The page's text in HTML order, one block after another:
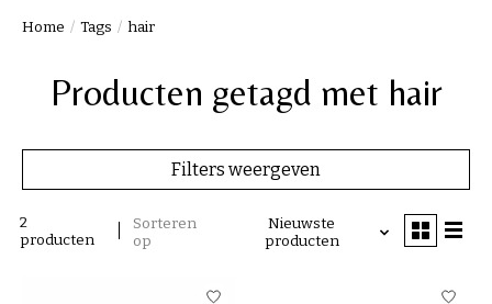
Home / Tags / hair
Producten getagd met hair
Filters weergeven
2
producten
Sorteren
op
Nieuwste
producten